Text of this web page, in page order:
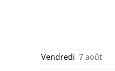
Vendredi 7 août